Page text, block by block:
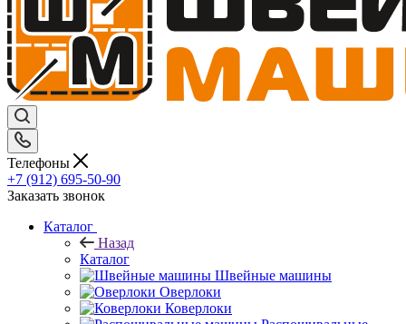
Телефоны
+7 (912) 695-50-90
Заказать звонок
Каталог
Назад
Каталог
Швейные машины
Оверлоки
Коверлоки